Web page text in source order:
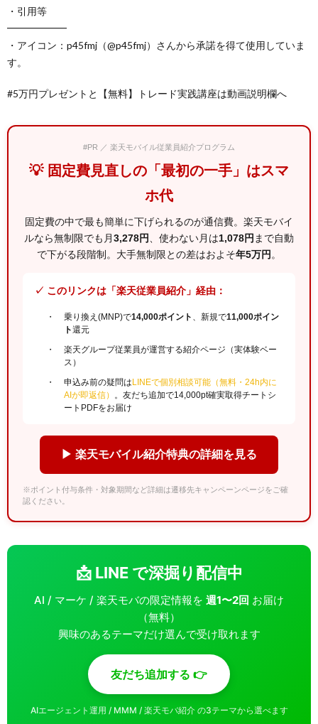
・引用等
━━━━━━
・アイコン：p45fmj（@p45fmj）さんから承諾を得て使用していま
す。
#5万円プレゼントと【無料】トレード実践講座は動画説明欄へ
#PR ／ 楽天モバイル従業員紹介プログラム
💡 固定費見直しの「最初の一手」はスマ
ホ代
固定費の中で最も簡単に下げられるのが通信費。楽天モバイ
ルなら無制限でも月3,278円 、使わない月は1,078円 まで自動
で下がる段階制。大手無制限との差はおよそ年5万円 。
✓ このリンクは「楽天従業員紹介」経由：
乗り換え(MNP)で14,000ポイント 、新規で11,000ポイン
ト還元
楽天グループ従業員が運営する紹介ページ（実体験ベー
ス）
申込み前の疑問はLINEで個別相談可能（無料・24h内に
AIが即返信）
。友だち追加で14,000pt確実取得チートシ
ートPDFをお届け
▶ 楽天モバイル紹介特典の詳細を見る
※ポイント付与条件・対象期間など詳細は遷移先キャンペーンページをご確
認ください。
📩 LINE で深掘り配信中
AI / マーケ / 楽天モバの限定情報を 週1〜2回 お届け
（無料）
興味のあるテーマだけ選んで受け取れます
友だち追加する 👉
AIエージェント運用 / MMM / 楽天モバ紹介 の3テーマから選べます